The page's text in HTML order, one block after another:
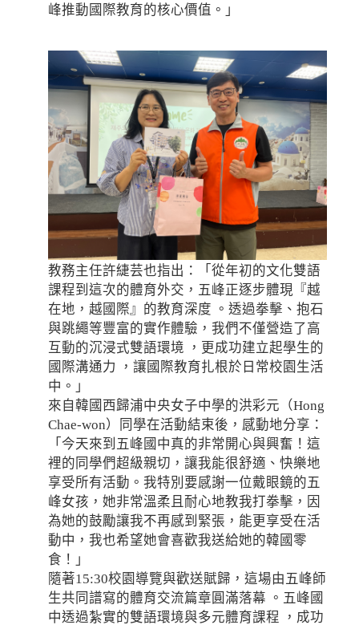
峰推動國際教育的核心價值。」
教務主任許緁芸也指出：「從年初的文化雙語
課程到這次的體育外交，五峰正逐步體現『越
在地，越國際』的教育深度 。透過拳擊、抱石
與跳繩等豐富的實作體驗，我們不僅營造了高
互動的沉浸式雙語環境 ，更成功建立起學生的
國際溝通力 ，讓國際教育扎根於日常校園生活
中。」
來自韓國西歸浦中央女子中學的洪彩元（Hong
Chae-won）同學在活動結束後，感動地分享：
「今天來到五峰國中真的非常開心與興奮！這
裡的同學們超級親切，讓我能很舒適、快樂地
享受所有活動。我特別要感謝一位戴眼鏡的五
峰女孩，她非常溫柔且耐心地教我打拳擊，因
為她的鼓勵讓我不再感到緊張，能更享受在活
動中，我也希望她會喜歡我送給她的韓國零
食！」
隨著15:30校園導覽與歡送賦歸，這場由五峰師
生共同譜寫的體育交流篇章圓滿落幕 。五峰國
中透過紮實的雙語環境與多元體育課程 ，成功